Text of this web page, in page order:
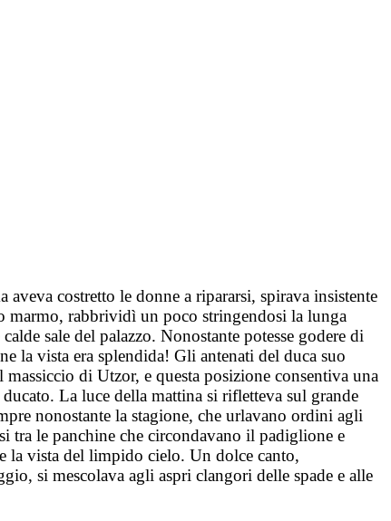
costretto le donne a ripararsi, spirava insistente
marmo, rabbrividì un poco stringendosi la lunga
sale del palazzo. Nonostante potesse godere di
la vista era splendida! Gli antenati del duca suo
di Utzor, e questa posizione consentiva una
La luce della mattina si rifletteva sul grande
nonostante la stagione, che urlavano ordini agli
tra le panchine che circondavano il padiglione e
la vista del limpido cielo. Un dolce canto,
si mescolava agli aspri clangori delle spade e alle